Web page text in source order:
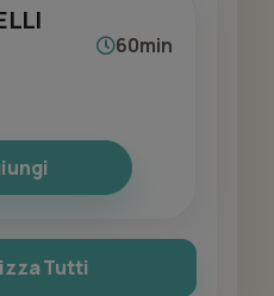
60min
Tutti